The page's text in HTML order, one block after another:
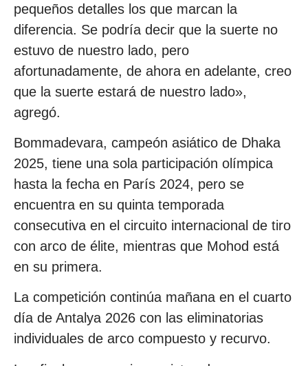
pequeños detalles los que marcan la
diferencia. Se podría decir que la suerte no
estuvo de nuestro lado, pero
afortunadamente, de ahora en adelante, creo
que la suerte estará de nuestro lado»,
agregó.
Bommadevara, campeón asiático de Dhaka
2025, tiene una sola participación olímpica
hasta la fecha en París 2024, pero se
encuentra en su quinta temporada
consecutiva en el circuito internacional de tiro
con arco de élite, mientras que Mohod está
en su primera.
La competición continúa mañana en el cuarto
día de Antalya 2026 con las eliminatorias
individuales de arco compuesto y recurvo.